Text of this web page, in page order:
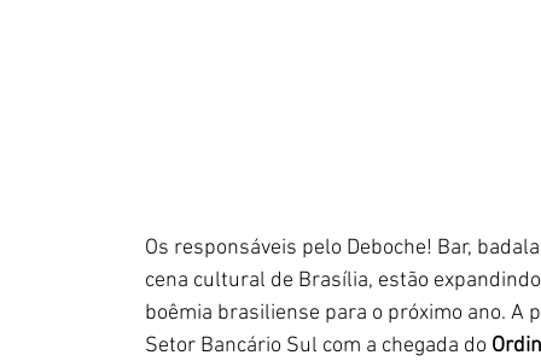
Os responsáveis pelo Deboche! Bar,
cena cultural de Brasília, estão
boêmia brasiliense para o próximo ano.
Setor Bancário Sul com a chegada do